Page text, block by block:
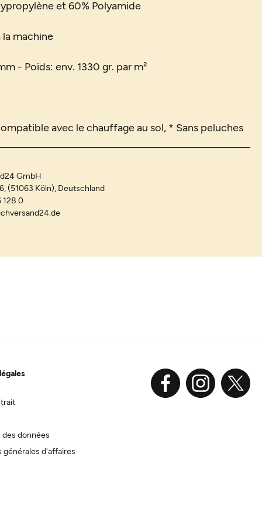
et 60% Polyamide
la machine
- Poids: env. 1330 gr. par m²
avec le chauffage au sol, * Sans peluches
GmbH
(51063 Köln), Deutschland
128 0
données
générales d'affaires